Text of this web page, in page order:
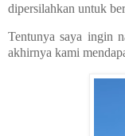
dipersilahkan untuk
Tentunya saya ingin
akhirnya kami